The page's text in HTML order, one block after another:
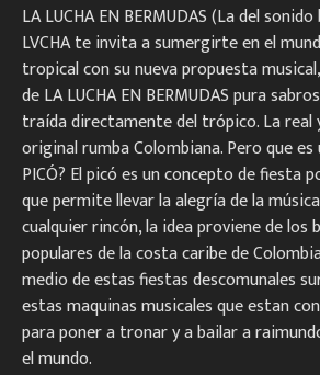
LA LUCHA EN BERMUDAS (La del
LVCHA te invita a sumergirte en el
tropical con su nueva propuesta
de LA LUCHA EN BERMUDAS pura
traída directamente del trópico. La real
original rumba Colombiana. Pero que es
PICÓ? El picó es un concepto de fiesta
que permite llevar la alegría de la
cualquier rincón, la idea proviene de los
populares de la costa caribe de
medio de estas fiestas descomunales
estas maquinas musicales que estan
para poner a tronar y a bailar a
el mundo.